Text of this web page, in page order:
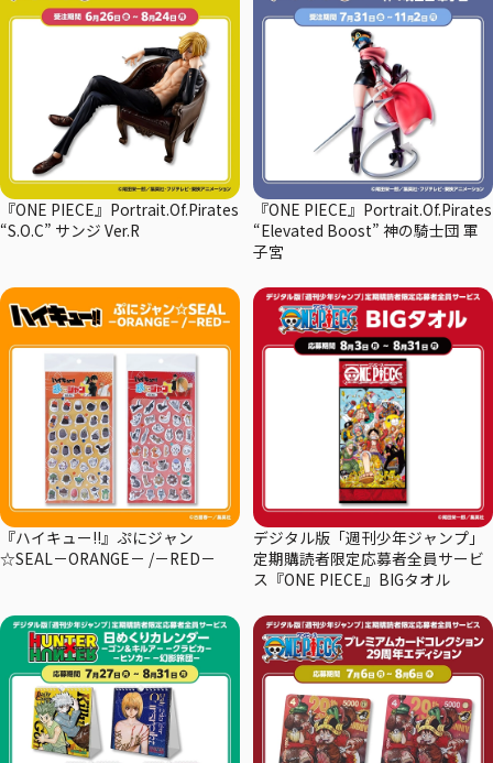
『ONE PIECE』Portrait.Of.Pirates
“S.O.C” サンジ Ver.R
『ONE PIECE』Portrait.Of.Pirates
“Elevated Boost” 神の騎士団 軍
子宮
『ハイキュー!!』ぷにジャン
☆SEAL－ORANGE－ /－RED－
デジタル版「週刊少年ジャンプ」
定期購読者限定応募者全員サービ
ス『ONE PIECE』BIGタオル